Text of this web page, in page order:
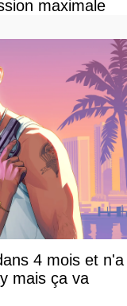
maximale
4 mois et n'a
mais ça va